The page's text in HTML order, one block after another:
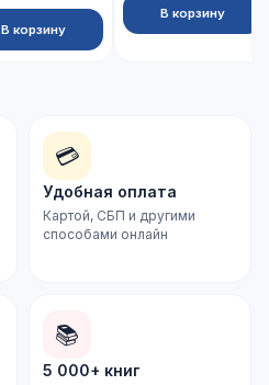
В корзину
В корзину
💳
Удобная оплата
Картой, СБП и другими
способами онлайн
📚
5 000+ книг